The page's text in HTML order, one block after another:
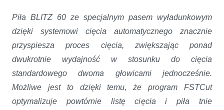
Piła BLITZ 60 ze specjalnym pasem wyładunkowym
dzięki systemowi cięcia automatycznego znacznie
przyspiesza proces cięcia, zwiększając ponad
dwukrotnie wydajność w stosunku do cięcia
standardowego dwoma głowicami jednocześnie.
Możliwe jest to dzięki temu, że program FSTCut
optymalizuje powtórnie listę cięcia i piła tnie